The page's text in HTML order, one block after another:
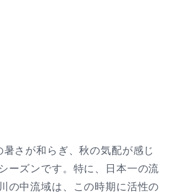
さが和らぎ、秋の気配が感じ
ーズンです。特に、日本一の流
の中流域は、この時期に活性の